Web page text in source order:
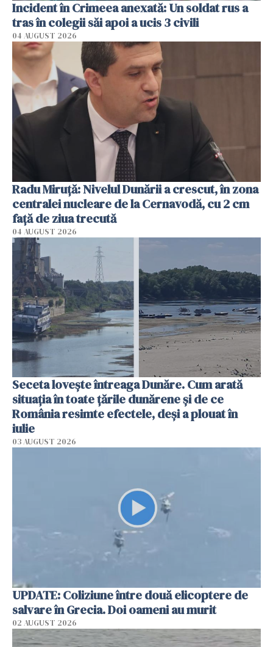
Incident în Crimeea anexată: Un soldat rus a
tras în colegii săi apoi a ucis 3 civili
04 AUGUST 2026
Radu Miruţă: Nivelul Dunării a crescut, în zona
centralei nucleare de la Cernavodă, cu 2 cm
faţă de ziua trecută
04 AUGUST 2026
Seceta lovește întreaga Dunăre. Cum arată
situația în toate țările dunărene și de ce
România resimte efectele, deși a plouat în
iulie
03 AUGUST 2026
UPDATE: Coliziune între două elicoptere de
salvare în Grecia. Doi oameni au murit
02 AUGUST 2026